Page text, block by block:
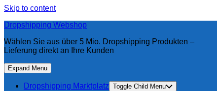
Skip to content
Dropshipping Webshop
Wählen Sie aus über 5 Mio. Dropshipping Produkten –
Lieferung direkt an Ihre Kunden
Expand Menu
Dropshipping Marktplatz Toggle Child Menu